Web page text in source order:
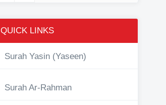
QUICK LINKS
Surah Yasin (Yaseen)
Surah Ar-Rahman